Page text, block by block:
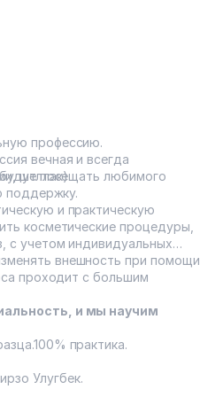
шеллак)
профессию.
вечная и всегда
посещать любимого
поддержку.
и практическую
косметические процедуры,
с учетом индивидуальных
внешность при помощи
и мы научим
практика.
Улугбек.